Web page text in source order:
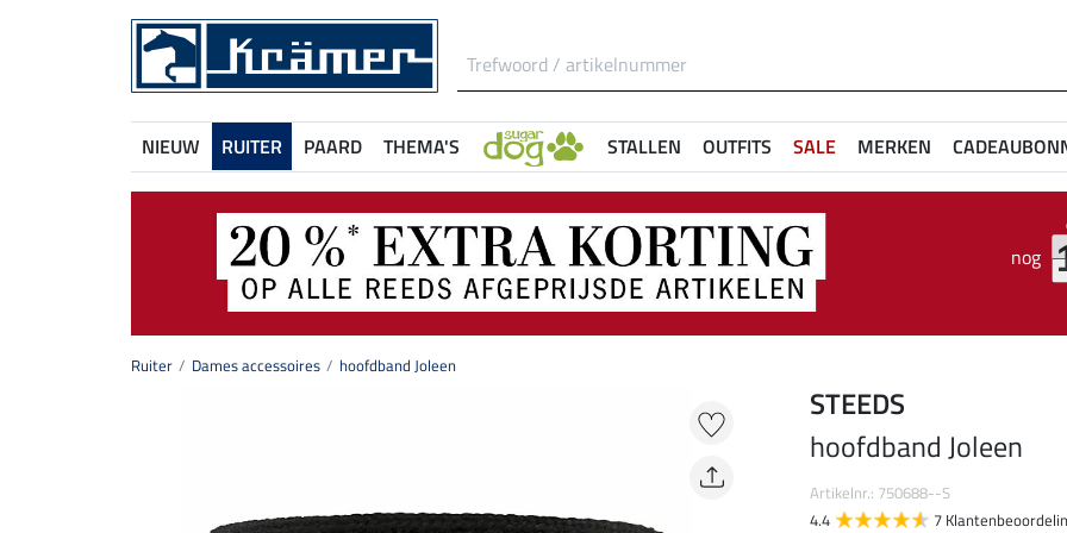
NIEUW RUITER PAARD THEMA'S STALLEN OUTFITS SALE MERKEN
nog
Ruiter Dames accessoires hoofdband Joleen
STEEDS
hoofdband Joleen
Artikelnr.: 750688--S
4.4
7